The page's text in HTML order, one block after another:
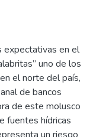
expectativas en el
uno de los
el norte del país,
de bancos
de este molusco
fuentes hídricas
un riesgo